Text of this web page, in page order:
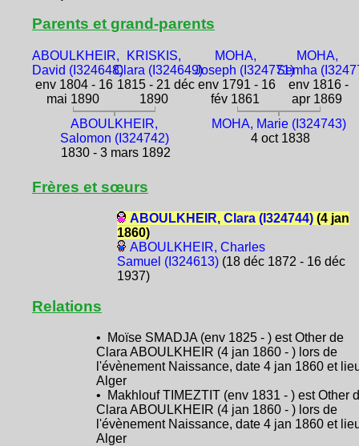
Parents et grand-parents
ABOULKHEIR,
David (I324648)
env 1804 - 16
mai 1890
KRISKIS,
Clara (I324649)
1815 - 21 déc
1890
MOHA,
Joseph (I324771)
env 1791 - 16
fév 1861
MOHA,
Semha
env 1816 -
apr 1869
ABOULKHEIR,
Salomon (I324742)
1830 - 3 mars 1892
MOHA, Marie (I324743)
4 oct 1838
Frères et sœurs
ABOULKHEIR, Clara (I324744)(4 jan
1860)
ABOULKHEIR, Charles
Samuel (I324613)(18 déc 1872 - 16 déc
1937)
Relations
• Moïse SMADJA (env 1825 - ) est Other de
Clara ABOULKHEIR (4 jan 1860 - ) lors de
l'évènement Naissance, date 4 jan 1860 et
Alger
• Makhlouf TIMEZTIT (env 1831 - ) est Other
Clara ABOULKHEIR (4 jan 1860 - ) lors de
l'évènement Naissance, date 4 jan 1860 et
Alger